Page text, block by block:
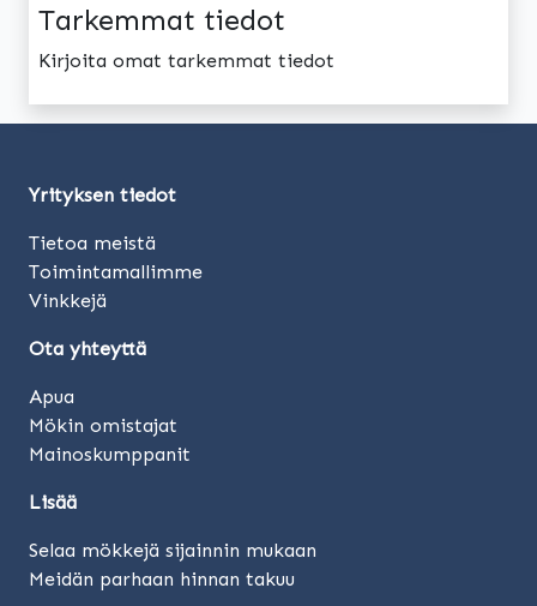
Tarkemmat tiedot
Kirjoita omat tarkemmat tiedot
Yrityksen tiedot
Tietoa meistä
Toimintamallimme
Vinkkejä
Ota yhteyttä
Apua
Mökin omistajat
Mainoskumppanit
Lisää
Selaa mökkejä sijainnin mukaan
Meidän parhaan hinnan takuu